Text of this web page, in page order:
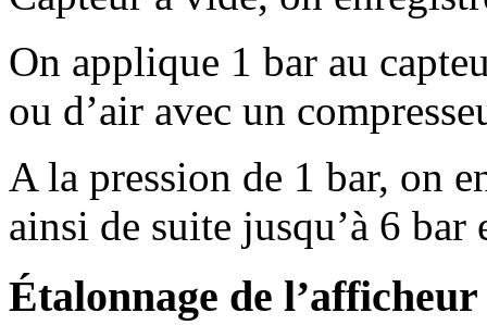
On applique 1 bar au
ou d’air avec un
A la pression de 1 bar, on
ainsi de suite jusqu’à 6
Étalonnage de l’afficheur